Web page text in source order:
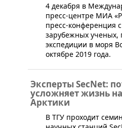
4 декабря в
пресс-центре МИА
пресс-конференция
зарубежных ученых,
экспедиции в моря
октябре 2019 года.
Эксперты SecNet:
усложняет жизнь
Арктики
В ТГУ проходит